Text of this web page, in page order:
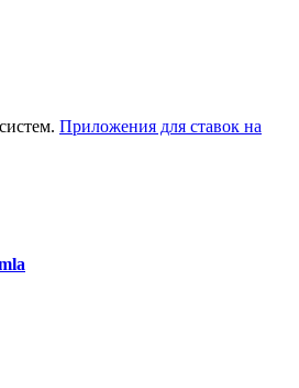
Приложения для ставок на